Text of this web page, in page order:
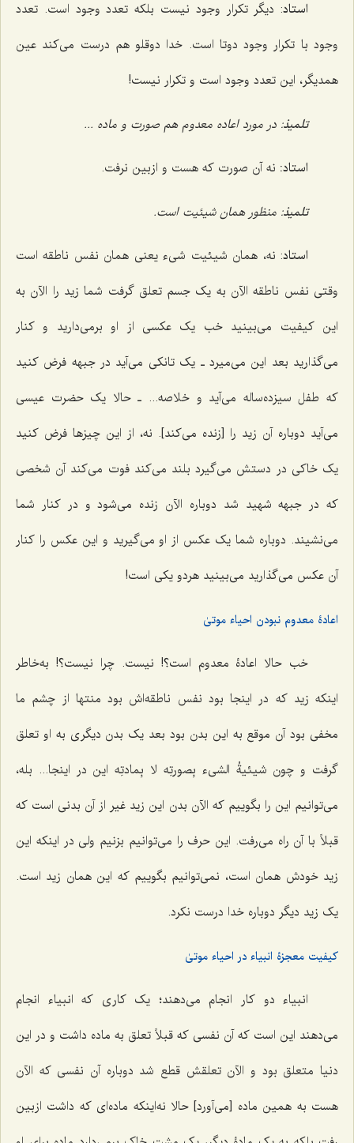
استاد: دیگر تکرار وجود نیست بلکه تعدد وجود است. تعدد
وجود با تکرار وجود دوتا است. خدا دوقلو هم درست می‌کند عین
همدیگر، این تعدد وجود است و تکرار نیست!
تلمیذ: در مورد اعاده معدوم هم صورت و ماده ...
استاد: نه آن صورت که هست و ازبین نرفت.
تلمیذ: منظور همان شیئیت است.
استاد: نه، همان شیئیت شیء یعنی همان نفس ناطقه است
وقتی نفس ناطقه الآن به یک جسم تعلق گرفت شما زید را الآن به
این کیفیت می‌بینید خب یک عکسی از او برمی‌دارید و کنار
می‌گذارید بعد این می‌میرد ـ یک تانکی می‌آید در جبهه فرض کنید
که طفل سیزده‌ساله می‌آید و خلاصه... ـ حالا یک حضرت عیسی
می‌آید دوباره آن زید را [زنده می‌کند]. نه، از این چیزها فرض کنید
یک خاکی در دستش می‌گیرد بلند می‌کند فوت می‌کند آن شخصی
که در جبهه شهید شد دوباره الآن زنده می‌شود و در کنار شما
می‌نشیند. دوباره شما یک عکس از او می‌گیرید و این عکس را کنار
آن عکس می‌گذارید می‌بینید هردو یکی است!
اعادۀ معدوم نبودن احیاء موتیٰ
خب حالا اعادۀ معدوم است؟! نیست. چرا نیست؟! به‌خاطر
اینکه زید که در اینجا بود نفس ناطقه‌اش بود منتها از چشم ما
مخفی بود آن موقع به این بدن بود بعد یک بدن دیگری به او تعلق
گرفت و چون شیئیةُ الشیء بِصورتِه لا بِمادتِهاین در اینجا... بله،
می‌توانیم این را بگوییم که الآن بدن این زید غیر از آن بدنی است که
قبلاً با آن راه می‌رفت. این حرف را می‌توانیم بزنیم ولی در اینکه این
زید خودش همان است، نمی‌توانیم بگوییم که این همان زید است.
یک زید دیگر دوباره خدا درست نکرد.
کیفیت معجزۀ انبیاء در احیاء موتیٰ
انبیاء دو کار انجام می‌دهند؛ یک کاری که انبیاء انجام
می‌دهند این است که آن نفسی که قبلاً تعلق به ماده داشت و در این
دنیا متعلق بود و الآن تعلقش قطع شد دوباره آن نفسی که الآن
هست به همین ماده [می‌آورد] حالا نه‌اینکه ماده‌ای که داشت ازبین